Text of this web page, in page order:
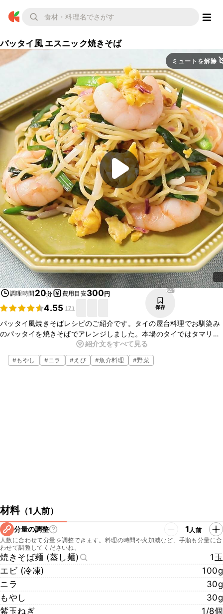
パッタイ風 エスニック焼きそば
ミュートを解除
調理時間 20分 費用目安300円
4.55 (7)
641
保存
パッタイ風焼きそばレシピのご紹介です。タイの屋台料理でお馴染み
のパッタイを焼きそばでアレンジしました。本場のタイではタマリン
ドを使用しますが、日本で手に入りやすい梅干しを使用しました。甘
みや酸味などが合わさり、あと引く美味しさです。
紹介文をすべて見る
#もやし #ニラ #えび #魚介料理 #野菜
材料（1人前）
分量の調整 1人前
人数に合わせて分量を調整できます。料理の時間や火加減など、手順も分量に合
わせて調整してくださいね。
焼きそば麺 (蒸し麺)
1玉
エビ (冷凍)
100g
ニラ
30g
もやし
30g
紫玉ねぎ
1/8個